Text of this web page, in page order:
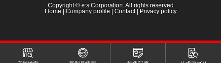
Copyright © e:s Corporation. All rights reserved
Home
Company profile Contact| Privacy policy